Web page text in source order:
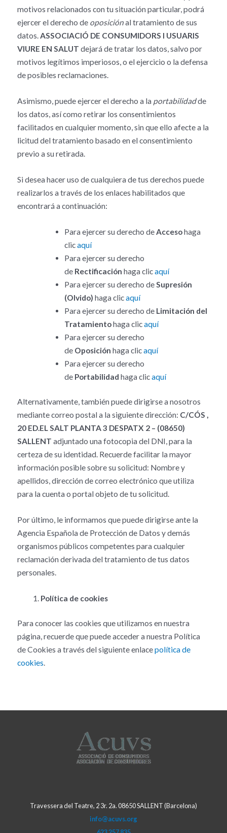
motivos relacionados con tu situación particular, podrá
ejercer el derecho de oposiciónal tratamiento de sus
datos.ASSOCIACIÓ DE CONSUMIDORS I USUARIS
VIURE EN SALUT dejará de tratar los datos, salvo por
motivos legítimos imperiosos, o el ejercicio o la defensa
de posibles reclamaciones.
Asimismo, puede ejercer el derecho a la portabilidadde
los datos, así como retirar los consentimientos
facilitados en cualquier momento, sin que ello afecte a la
licitud del tratamiento basado en el consentimiento
previo a su retirada.
Si desea hacer uso de cualquiera de tus derechos puede
realizarlos a través de los enlaces habilitados que
encontrará a continuación:
Para ejercer su derecho deAccesohaga
clicaquí
Para ejercer su derecho
de Rectificación haga clicaquí
Para ejercer su derecho deSupresión
(Olvido) haga clicaquí
Para ejercer su derecho de Limitación del
Tratamientohaga clicaquí
Para ejercer su derecho
de Oposición haga clicaquí
Para ejercer su derecho
de Portabilidad haga clicaquí
Alternativamente, también puede dirigirse a nosotros
mediante correo postal a la siguiente dirección: C/CÓS ,
20 ED.EL SALT PLANTA 3 DESPATX 2 – (08650)
SALLENT adjuntado una fotocopia del DNI, para la
certeza de su identidad. Recuerde facilitar la mayor
información posible sobre su solicitud: Nombre y
apellidos, dirección de correo electrónico que utiliza
para la cuenta o portal objeto de tu solicitud.
Por último, le informamos que puede dirigirse ante la
Agencia Española de Protección de Datos y demás
organismos públicos competentes para cualquier
reclamación derivada del tratamiento de tus datos
personales.
Política de cookies
Para conocer las cookies que utilizamos en nuestra
página, recuerde que puede acceder a nuestra Política
de Cookies a través del siguiente enlacepolítica de
cookies.
Travessera del Teatre, 2 3r. 2a. 08650 SALLENT (Barcelona)
info@acuvs.org